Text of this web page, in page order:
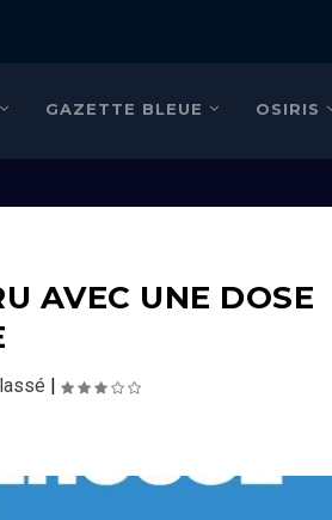
GAZETTE BLEUE OSIRIS
AVEC UNE DOSE
|